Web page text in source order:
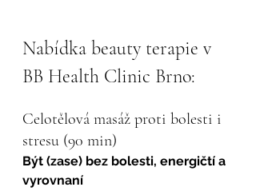
Nabídka beauty terapie v
BB Health Clinic Brno:
Celotělová masáž proti bolesti i
stresu (90 min)
Být (zase) bez bolesti, energičtí a
vyrovnaní